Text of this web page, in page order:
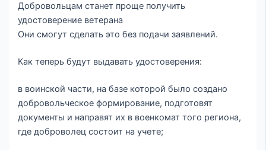
Добровольцам станет проще получить
удостоверение ветерана
Они смогут сделать это без подачи заявлений.
Как теперь будут выдавать удостоверения:
в воинской части, на базе которой было создано
добровольческое формирование, подготовят
документы и направят их в военкомат того региона,
где доброволец состоит на учете;